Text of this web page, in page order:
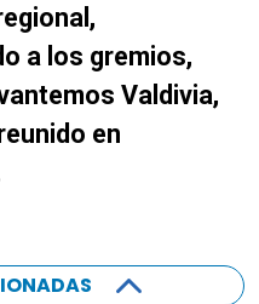
a los gremios,
Valdivia,
en